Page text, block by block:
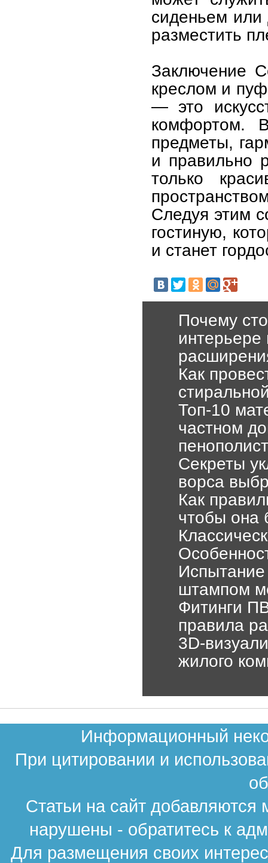
сиденьем
разместить
Заключение
креслом и
— это
комфортом.
предметы,
и правильно
только
Следуя этим
гостиную,
и станет
Почему
интерьере
Как
Топ-10
частном
Секреты
ворса
Как
чтобы она
Испытание
штампом
Фитинги
правила
3D-
жилого
Информационный
При цитировании и
Статьи на сайт
нарушены - обратитесь к
Для размещения своих